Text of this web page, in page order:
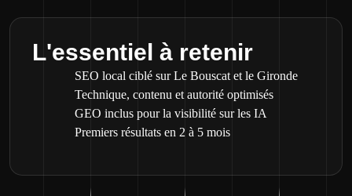
L'essentiel à retenir
SEO local ciblé sur Le Bouscat et le Gironde
Technique, contenu et autorité optimisés
GEO inclus pour la visibilité sur les IA
Premiers résultats en 2 à 5 mois